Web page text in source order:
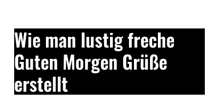
Wie man lustig freche
Guten Morgen Grüße
erstellt